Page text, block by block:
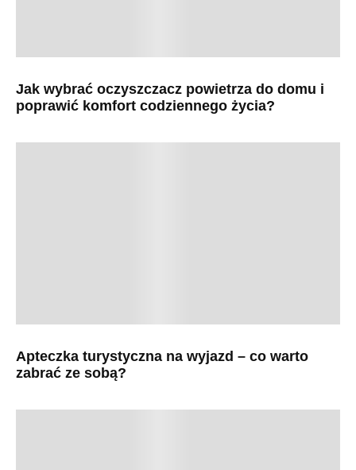
Jak wybrać oczyszczacz powietrza do domu i
poprawić komfort codziennego życia?
Apteczka turystyczna na wyjazd – co warto
zabrać ze sobą?